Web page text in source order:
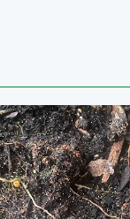
台盆栽番茄葉